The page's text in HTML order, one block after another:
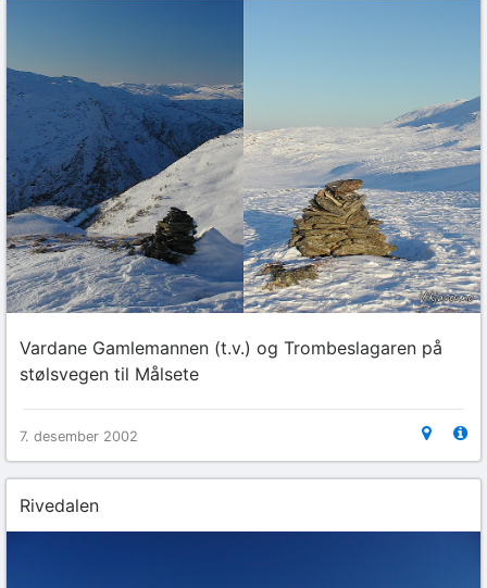
Vardane Gamlemannen (t.v.) og Trombeslagaren på
stølsvegen til Målsete
7. desember 2002
Rivedalen